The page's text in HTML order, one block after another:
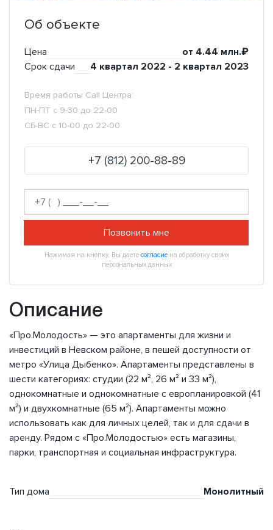
Об объекте
Цена
от 4.44 млн.₽
Срок сдачи
4 квартал 2022 - 2 квартал 2023
Время работы Call Центра:
ПН-ПТ с 9-30 до 22-00
СБ-ВС с 10-00 до 22-00
+7 (812) 200-88-89
Позвонить мне
Нажимая на кнопку, Вы даете согласиена обработку своих
персональных данных
Описание
«Про.Молодость» — это апартаменты для жизни и
инвестиций в Невском районе, в пешей доступности от
метро «Улица Дыбенко». Апартаменты представлены в
шести категориях: студии (22 м², 26 м² и 33 м²),
однокомнатные и однокомнатные с европланировкой (41
м²) и двухкомнатные (65 м²). Апартаменты можно
использовать как для личных целей, так и для сдачи в
аренду. Рядом с «Про.Молодостью» есть магазины,
парки, транспортная и социальная инфраструктура.
Тип дома Монолитный